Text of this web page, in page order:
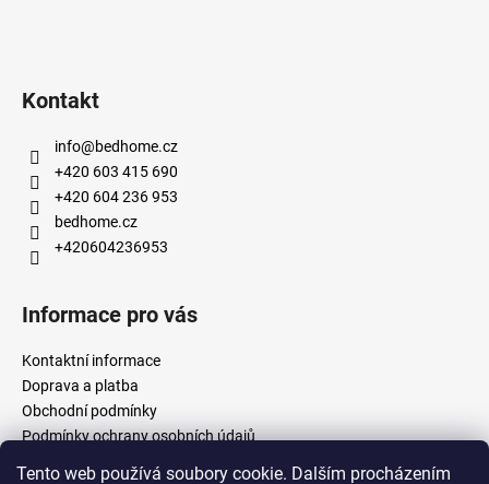
Tento web používá soubory cookie. Dalším procházením
Kontakt
info@bedhome.cz
+420 603 415 690
+420 604 236 953
bedhome.cz
+420604236953
Informace pro vás
Kontaktní informace
Doprava a platba
Obchodní podmínky
Podmínky ochrany osobních údajů